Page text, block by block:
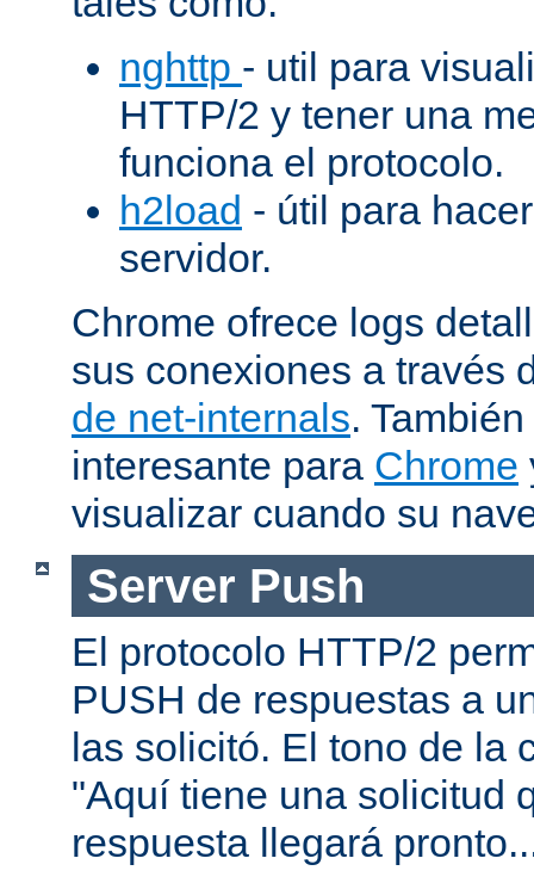
nghttp - util para
HTTP/2 y tener una
funciona el protocolo.
h2load - útil para
servidor.
Chrome ofrece logs
sus conexiones a través
de net-internals.
interesante para Chrome
visualizar cuando su
Server Push
El protocolo HTTP/2
PUSH de respuestas a
las solicitó. El tono de la
"Aquí tiene una solicitud
respuesta llegará